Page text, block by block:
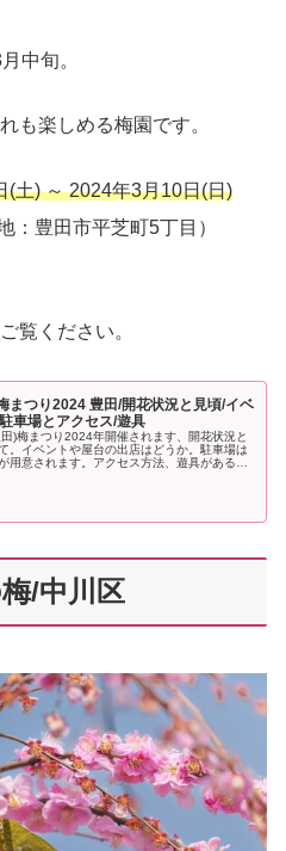
中旬。
も楽しめる梅園です。
(土) ～ 2024年3月10日(日)
：豊田市平芝町5丁目）
覧ください。
まつり2024 豊田/開花状況と見頃/イベ
車場とアクセス/遊具
)梅まつり2024年開催されます、開花状況と
。イベントや屋台の出店はどうか。駐車場は
用意されます。アクセス方法、遊具があるの
/中川区